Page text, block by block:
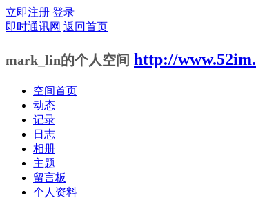
立即注册 登录
即时通讯网 返回首页
mark_lin的个人空间 http://
空间首页
动态
记录
日志
相册
主题
留言板
个人资料